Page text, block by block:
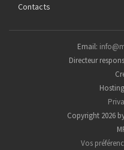
Contacts
Email:
Directeur
Copyright 2026
Vos